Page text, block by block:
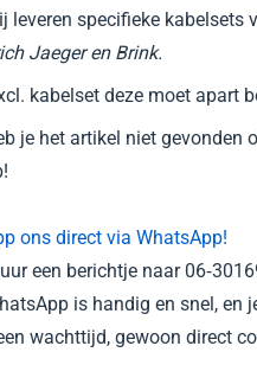
leveren specifieke kabelsets
Jaeger en Brink.
kabelset deze moet apart
je het artikel niet gevonden
ons direct via WhatsApp!
een berichtje naar
is handig en snel, en
wachttijd, gewoon direct